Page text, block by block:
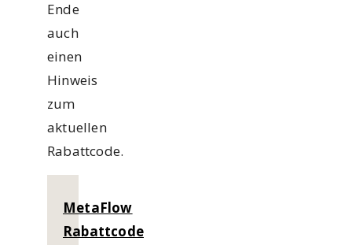
Ende
auch
einen
Hinweis
zum
aktuellen
Rabattcode.
MetaFlow
Rabattcode